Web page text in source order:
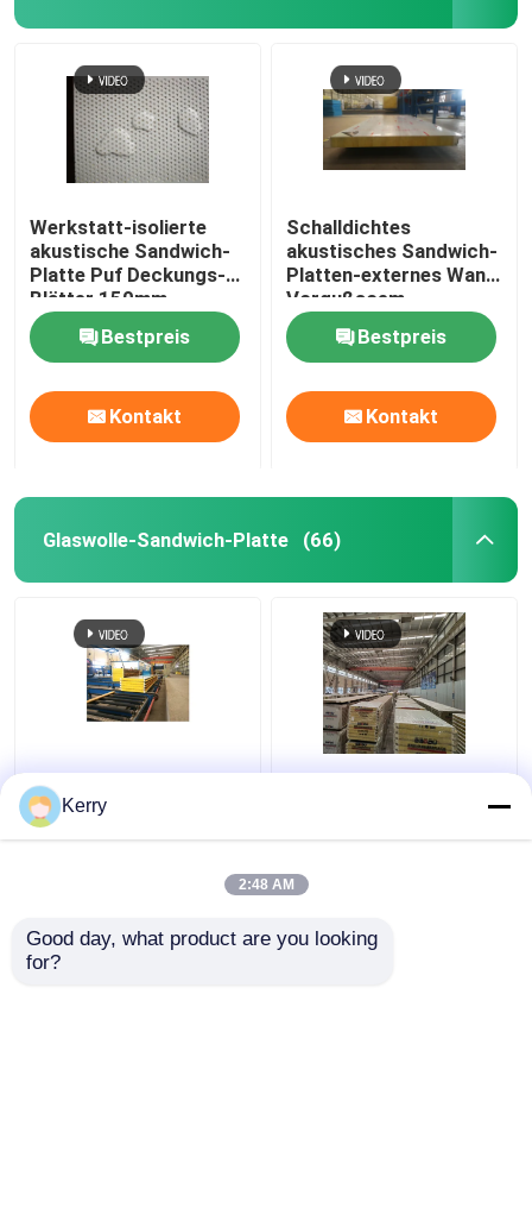
Werkstatt-isolierte
akustische Sandwich-
Platte Puf Deckungs-
Blätter 150mm
Bestpreis
Kontakt
Schalldichtes
akustisches Sandwich-
Platten-externes Wand
Vorgußsoem
Bestpreis
Kontakt
Glaswolle-Sandwich-Platte (66)
Isolierwand-Glaswolle-
Sandwich-Platte
imprägniern nicht
ODM-Decken-
Kerry
2:48 AM
Good day, what product are you looking
for?